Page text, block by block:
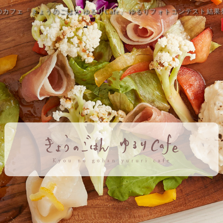
カフェ「きょうのごはん ゆるりCafe」 ゆるりフォトコンテスト結